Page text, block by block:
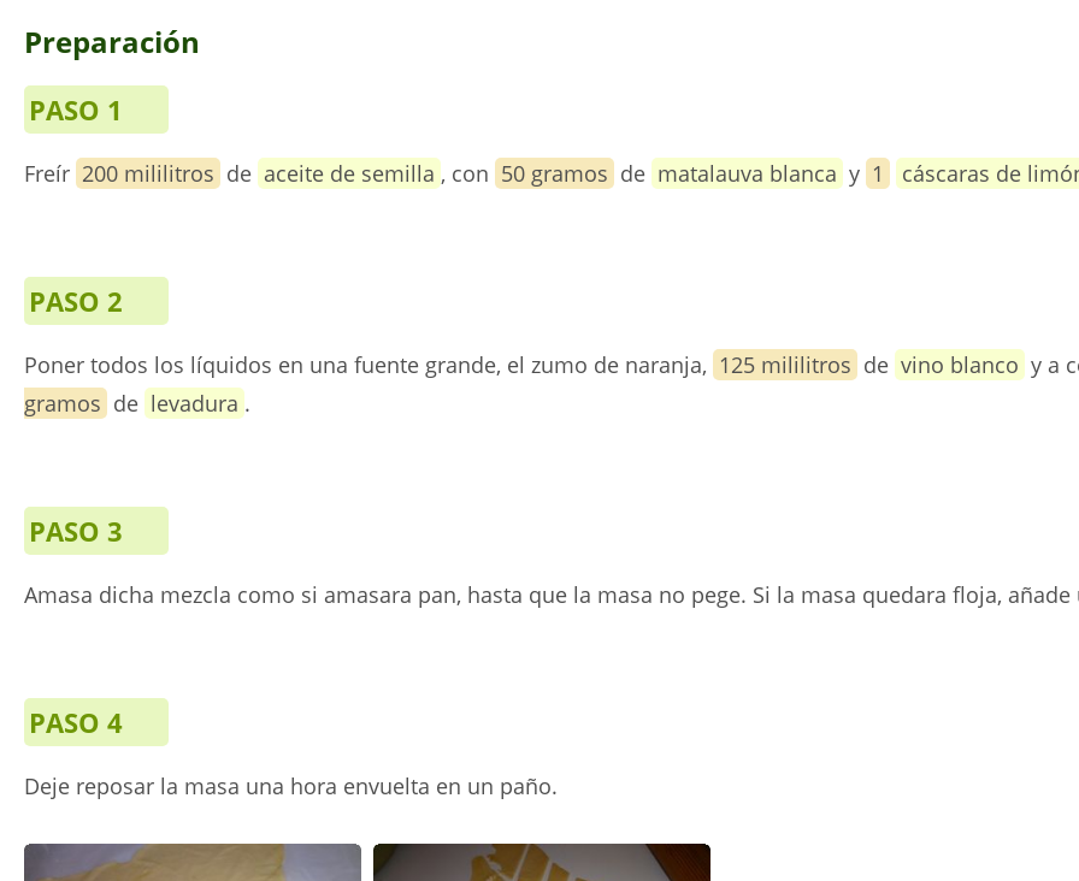
Preparación
PASO 1
Freír 200 mililitros de aceite de semilla , con 50 gramos de matalauva blanca y 1 cáscaras de
PASO 2
Poner todos los líquidos en una fuente grande, el zumo de naranja, 125 mililitros de vino blanco y a
gramos de levadura .
PASO 3
Amasa dicha mezcla como si amasara pan, hasta que la masa no pege. Si la masa quedara floja,
PASO 4
Deje reposar la masa una hora envuelta en un paño.